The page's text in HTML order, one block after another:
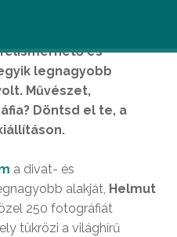
és
legnagyobb
Művészet,
Döntsd el te, a
a divat- és
alakját, Helmut
250 fotográfiát
tükrözi a világhírű